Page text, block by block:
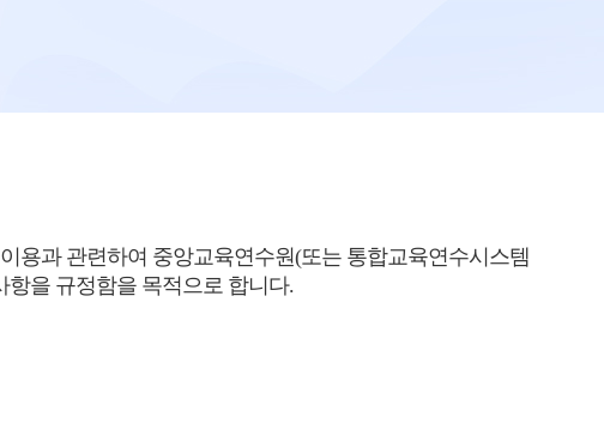
용과 관련하여 중앙교육연수원(또는 통합교육연수시스템
항을 규정함을 목적으로 합니다.